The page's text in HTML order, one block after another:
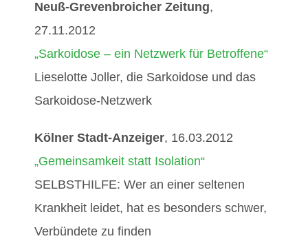
Neuß-Grevenbroicher Zeitung,
27.11.2012
„Sarkoidose – ein Netzwerk für Betroffene“
Lieselotte Joller, die Sarkoidose und das
Sarkoidose-Netzwerk
Kölner Stadt-Anzeiger, 16.03.2012
„Gemeinsamkeit statt Isolation“
SELBSTHILFE: Wer an einer seltenen
Krankheit leidet, hat es besonders schwer,
Verbündete zu finden